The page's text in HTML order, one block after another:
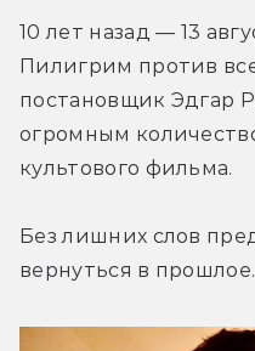
10 лет назад — 13
Пилигрим против
постановщик Эдгар
огромным
культового фильма.
Без лишних слов
вернуться в прошлое.